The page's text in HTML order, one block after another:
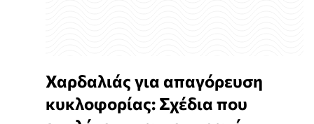
Χαρδαλιάς για απαγόρευση
κυκλοφορίας: Σχέδια που